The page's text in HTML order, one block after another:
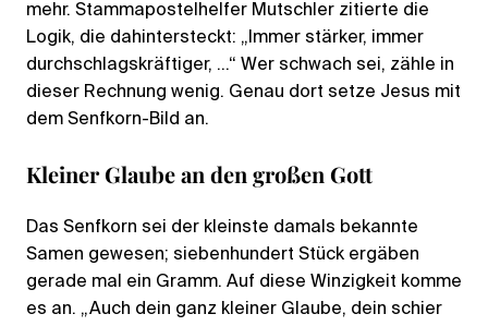
mehr. Stammapostelhelfer Mutschler zitierte die
Logik, die dahintersteckt: „Immer stärker, immer
durchschlagskräftiger, …“ Wer schwach sei, zähle in
dieser Rechnung wenig. Genau dort setze Jesus mit
dem Senfkorn-Bild an.
Kleiner Glaube an den großen Gott
Das Senfkorn sei der kleinste damals bekannte
Samen gewesen; siebenhundert Stück ergäben
gerade mal ein Gramm. Auf diese Winzigkeit komme
es an. „Auch dein ganz kleiner Glaube, dein schier